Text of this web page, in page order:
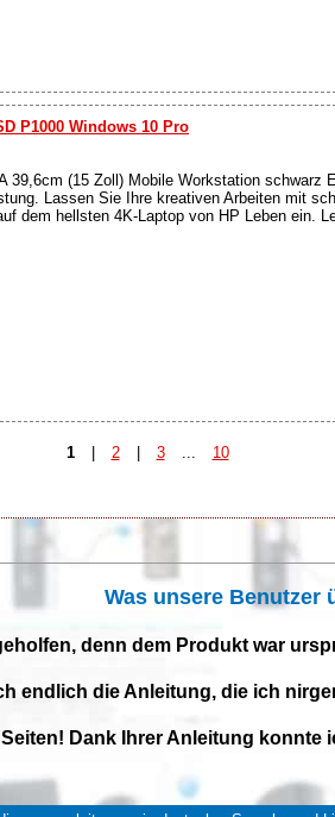
P1000 Windows 10 Pro
39,6cm (15 Zoll) Mobile Workstation
Lassen Sie Ihre kreativen Arbeiten mit
dem hellsten 4K-Laptop von HP Leben ein.
1 | 2 | 3
10
Was unsere Benutzer
denn dem Produkt war
endlich die Anleitung, die ich
Dank Ihrer Anleitung konnte